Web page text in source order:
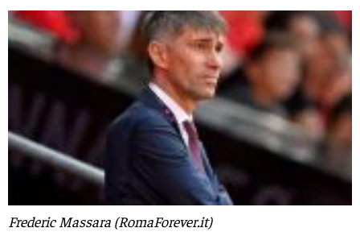
Frederic Massara (RomaForever.it)